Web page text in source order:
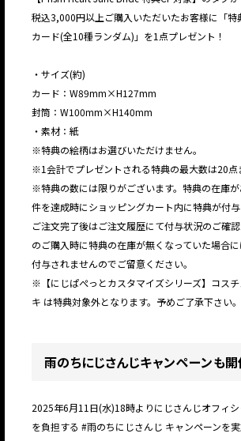
税込3,000円以上ご購入いただいたお客様に「特
カード(全10種ランダム)」を1点プレゼント！
・サイズ(約)
カード：W89mm×H127mm
封筒：W100mm×H140mm
・素材：紙
※特典の絵柄はお選びいただけません。
※1会計でプレゼントされる特典の最大数は20点
※特典の数には限りがございます。特典の在庫
件を達成時にショッピングカート内に特典が付与
ご注文完了後はご注文履歴にて付与状況のご確
のご購入時に特典の在庫が無くなっていた場合
付与されませんのでご留意ください。
※【にじぱぺっとカスタマイズシリーズ】コス
キ は特典対象外となります。予めご了承下さい。
雨のちにじさんじキャンペーンも開
2025年6月11日(水)18時よりにじさんじオフィ
を負担する #雨のちにじさんじ キャンペーンを